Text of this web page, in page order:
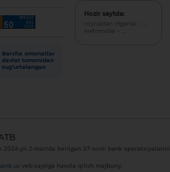
Barcha omonatlar
davlat tomonidan
sug‘urtalangan
Hozir saytda:
ro‘yhatdan o‘tganlar - ...,
mehmonlar - ...
2024-yil 2-martda berilgan 37-sonli bank operatsiyalarini
veb-saytiga havola qilish majburiy.